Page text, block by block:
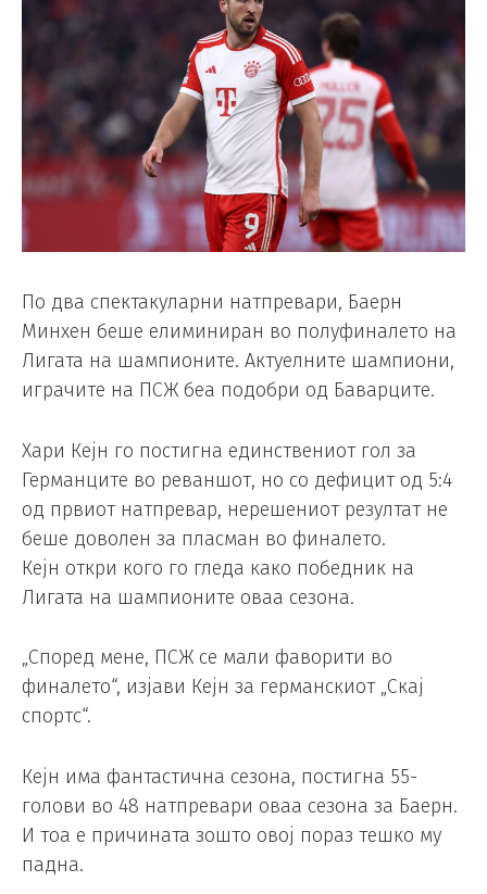
По два спектакуларни натпревари, Баерн
Минхен беше елиминиран во полуфиналето на
Лигата на шампионите. Актуелните шампиони,
играчите на ПСЖ беа подобри од Баварците.
Хари Кејн го постигна единствениот гол за
Германците во реваншот, но со дефицит од 5:4
од првиот натпревар, нерешениот резултат не
беше доволен за пласман во финалето.
Кејн откри кого го гледа како победник на
Лигата на шампионите оваа сезона.
„Според мене, ПСЖ се мали фаворити во
финалето“, изјави Кејн за германскиот „Скај
спортс“.
Кејн има фантастична сезона, постигна 55-
голови во 48 натпревари оваа сезона за Баерн.
И тоа е причината зошто овој пораз тешко му
падна.